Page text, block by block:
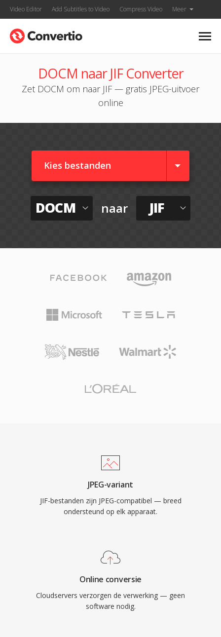
Video Editor Add Subtitles to Video Compress Video Meer
DOCM naar JIF Converter
Zet DOCM om naar JIF — gratis JPEG-uitvoer
online
Kies bestanden
DOCM naar JIF
JPEG-variant
JIF-bestanden zijn JPEG-compatibel — breed
ondersteund op elk apparaat.
Online conversie
Cloudservers verzorgen de verwerking — geen
software nodig.